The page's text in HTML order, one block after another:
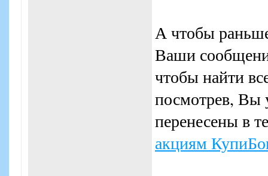
А чтобы
Ваши
чтобы найти
посмотрев, Вы
перенесены в
акциям